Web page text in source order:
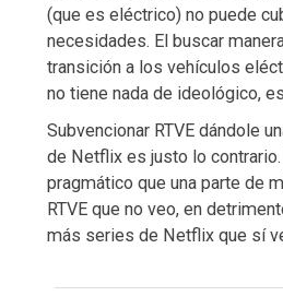
(que es eléctrico) no puede
necesidades. El buscar
transición a los vehículos
no tiene nada de ideológico,
Subvencionar RTVE dándole
de Netflix es justo lo
pragmático que una parte de
RTVE que no veo, en
más series de Netflix que sí